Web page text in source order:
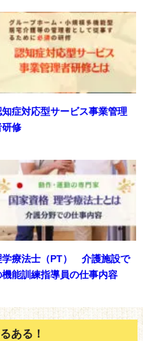
知症対応型サービス事業管理
研修
学療法士（PT） 介護施設で
機能訓練指導員の仕事内容
ある！